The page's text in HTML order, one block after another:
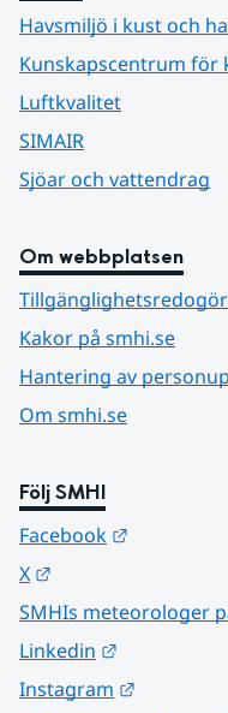
Havsmiljö i kust och
Kunskapscentrum för
Luftkvalitet
SIMAIR
Sjöar och vattendrag
Om webbplatsen
Kakor på smhi.se
Hantering av
Om smhi.se
Följ SMHI
Facebook
X
SMHIs meteorologer
Linkedin
Instagram